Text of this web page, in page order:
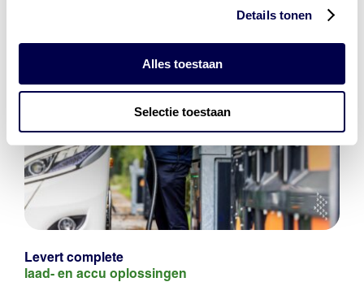
Details tonen
Alles toestaan
Selectie toestaan
Levert complete
laad- en accu oplossingen